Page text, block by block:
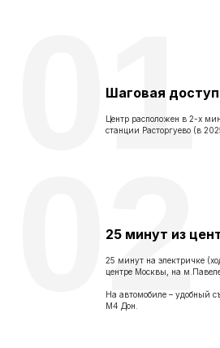
Шаговая
Центр расположен в 2-х
станции Расторгуево (в
01
25 минут из
25 минут на электричке
центре Москвы, на
На автомобиле – удобный
M4 Дон.
02